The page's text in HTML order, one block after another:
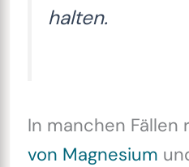
halten.
In manchen Fällen
von Magnesium